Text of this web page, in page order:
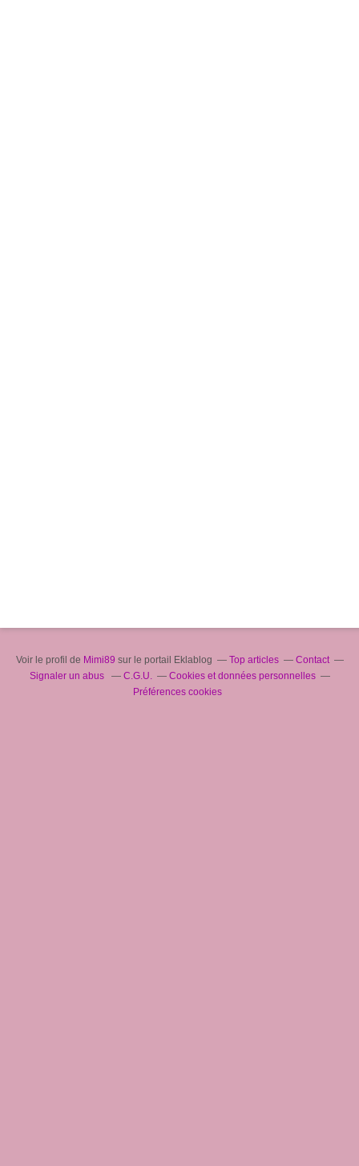
Voir le profil de Mimi89 sur le portail Eklablog Top articles
Contact
Signaler un abus
C.G.U.
Cookies et données personnelles
Préférences cookies